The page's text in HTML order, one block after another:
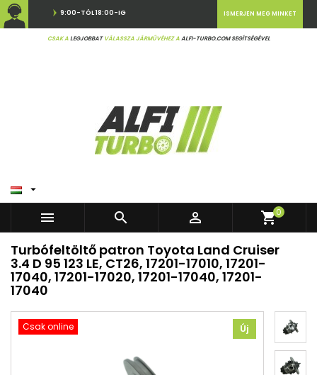
9:00-TÓL 18:00-IG
CSAK ALEGJOBBATVÁLASSZA JÁRMŰVÉHEZ AALFI-TURBO.COM SEGÍTSÉGÉVEL
ISMERJEN MEG MINKET

   shopping_cart0
Turbófeltöltő patron Toyota Land Cruiser
3.4 D 95 123 LE, CT26, 17201-17010, 17201-
17040, 17201-17020, 17201-17040, 17201-
17040
Csak online Új